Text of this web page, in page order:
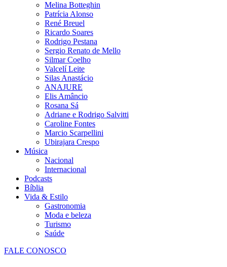
Melina Botteghin
Patrícia Alonso
René Breuel
Ricardo Soares
Rodrigo Pestana
Sergio Renato de Mello
Silmar Coelho
Valcelí Leite
Silas Anastácio
ANAJURE
Elis Amâncio
Rosana Sá
Adriane e Rodrigo Salvitti
Caroline Fontes
Marcio Scarpellini
Ubirajara Crespo
Música
Nacional
Internacional
Podcasts
Bíblia
Vida & Estilo
Gastronomia
Moda e beleza
Turismo
Saúde
FALE CONOSCO